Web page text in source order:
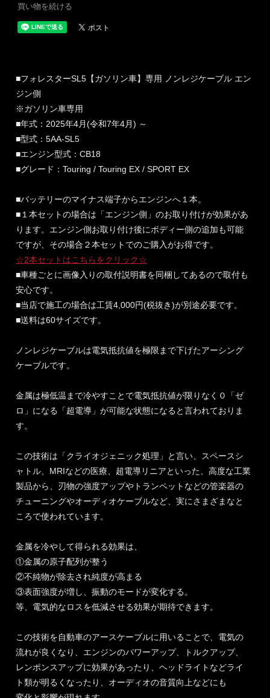
買い物を続ける
■フォレスターSL5【ガソリン車】専用 ノンレジケーブル エン
ジン側
※ガソリン車専用
■年式：2025年4月(令和7年4月) ～
■型式：5AA-SL5
■エンジン型式：CB18
■グレード：Touring / Touring EX / SPORT EX
■バッテリーのマイナス端子からエンジンへ１本。
■１本セットの場合は「エンジン側」のお取り付けが効果があ
ります。エンジン側お取り付け後にボディー側の追加も可能
ですが、その場合２本セットでのご購入がお得です。
☆2本セットはこちらをクリック☆
■車種ごとに画像入りの取付説明書を同梱してあるので取付も
安心です。
■当店で施工の場合は工賃4,000円(税抜き)が別途必要です。
■送料は60サイズです。
ノンレジケーブルは電気抵抗値を極限まで下げたアーシング
ケーブルです。
金属は極低温まで冷やすことで電気抵抗値が限りなく０「ゼ
ロ」になる「超電導」が可能な状態になると言われておりま
す。
この技術は「クライオジェニック処理」と言い、スペースシ
ャトル、MRIなどの医療、超電導リニアといった、高度な工業
製品から、刃物の強度アップやトランペットなどの管楽器の
チューニングやオーディオケーブルなど、実にさまざまなと
ころで使われています。
金属を冷やして得られる効果は、
①金属の原子配列が整う
②不純物が除去され純度が高まる
③表面強度が増し、振動のモードが変化する。
等、電気的なロスを低減させる効果が期待できます。
この技術を自動車のアースケーブルに用いることで、電気の
流れが良くなり、エンジンのパワーアップ、トルクアップ、
レンポンスアップに効果があったり、ヘッドライトなどライ
ト類が明るくなったり、オーディオの音質向上などにも